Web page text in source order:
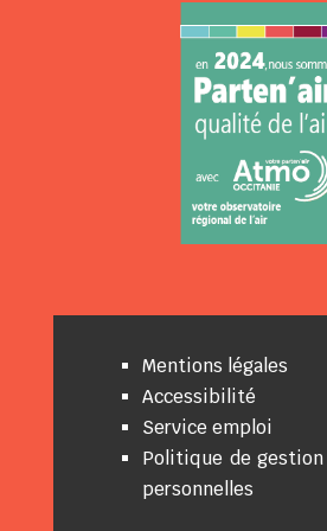
Mentions légales
Accessibilité
Service emploi
Politique de gestion
personnelles